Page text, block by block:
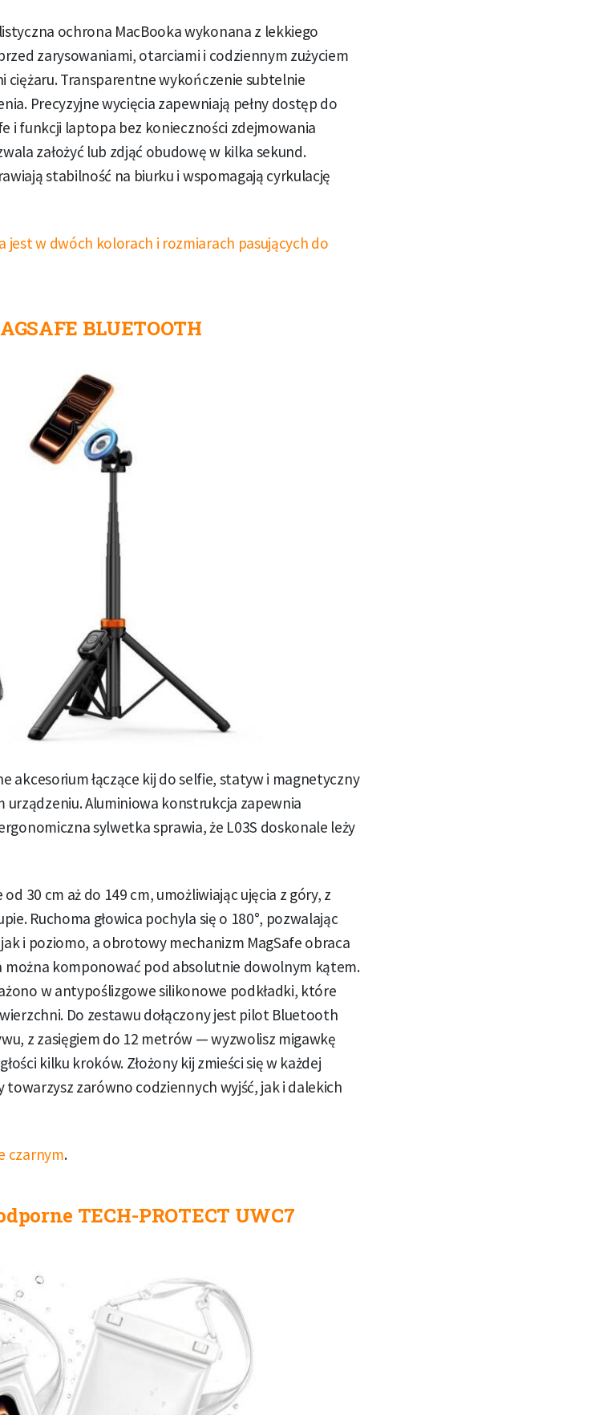
ochrona MacBooka wykonana z lekkiego
zarysowaniami, otarciami i codziennym zużyciem
ciężaru. Transparentne wykończenie subtelnie
Precyzyjne wycięcia zapewniają pełny dostęp do
i funkcji laptopa bez konieczności zdejmowania
założyć lub zdjąć obudowę w kilka sekund.
stabilność na biurku i wspomagają cyrkulację
jest w dwóch kolorach i rozmiarach pasujących do
BLUETOOTH
akcesorium łączące kij do selfie, statyw i magnetyczny
urządzeniu. Aluminiowa konstrukcja zapewnia
sylwetka sprawia, że L03S doskonale leży
30 cm aż do 149 cm, umożliwiając ujęcia z góry, z
Ruchoma głowica pochyla się o 180°, pozwalając
i poziomo, a obrotowy mechanizm MagSafe obraca
można komponować pod absolutnie dowolnym kątem.
w antypoślizgowe silikonowe podkładki, które
Do zestawu dołączony jest pilot Bluetooth
z zasięgiem do 12 metrów — wyzwolisz migawkę
kilku kroków. Złożony kij zmieści się w każdej
zarówno codziennych wyjść, jak i dalekich
czarnym.
TECH-PROTECT UWC7